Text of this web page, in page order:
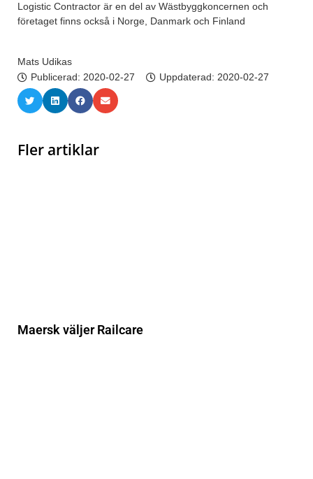
Logistic Contractor är en del av Wästbyggkoncernen och
företaget finns också i Norge, Danmark och Finland
Mats Udikas
Publicerad: 2020-02-27 Uppdaterad: 2020-02-27
Fler artiklar
Maersk väljer Railcare